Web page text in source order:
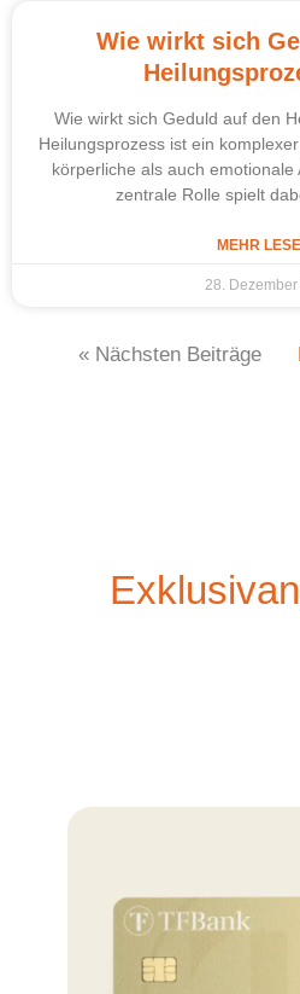
Wie wirkt sich
Wie wirkt sich Geduld auf den
Heilungsprozess ist ein
körperliche als auch
zentrale Rolle spielt
MEHR
28.
« Nächsten Beiträge